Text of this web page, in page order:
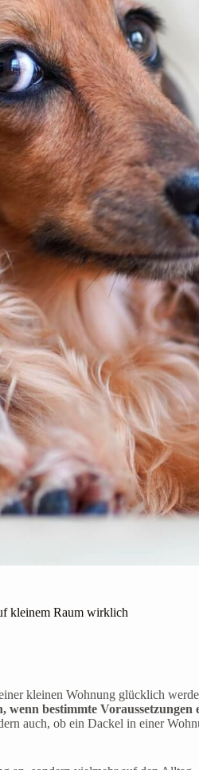
kleinem Raum wirklich
kleinen Wohnung glücklich
wenn bestimmte Voraussetzungen
auch, ob ein Dackel in einer